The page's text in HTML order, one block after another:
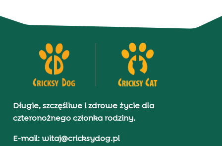
Długie, szczęśliwe i zdrowe życie dla
czteronożnego członka rodziny.
E-mail: witaj@cricksydog.pl